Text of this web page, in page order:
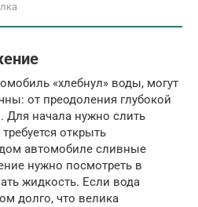
«хлебнул» воды, могут
от преодоления глубокой
Для начала нужно слить
открыть
автомобиле сливные
нужно посмотреть в
жидкость. Если вода
долго, что велика